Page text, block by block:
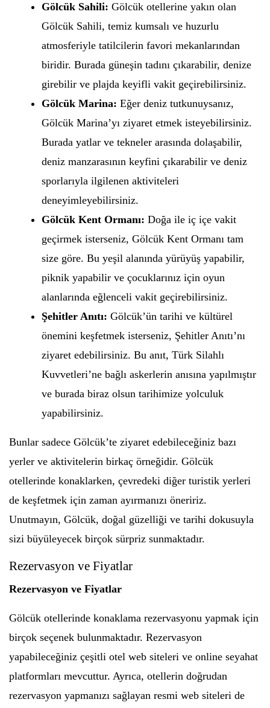
Gölcük Sahili: Gölcük otellerine yakın olan
Gölcük Sahili, temiz kumsalı ve huzurlu
atmosferiyle tatilcilerin favori mekanlarından
biridir. Burada güneşin tadını çıkarabilir, denize
girebilir ve plajda keyifli vakit geçirebilirsiniz.
Gölcük Marina: Eğer deniz tutkunuysanız,
Gölcük Marina’yı ziyaret etmek isteyebilirsiniz.
Burada yatlar ve tekneler arasında dolaşabilir,
deniz manzarasının keyfini çıkarabilir ve deniz
sporlarıyla ilgilenen aktiviteleri
deneyimleyebilirsiniz.
Gölcük Kent Ormanı: Doğa ile iç içe vakit
geçirmek isterseniz, Gölcük Kent Ormanı tam
size göre. Bu yeşil alanında yürüyüş yapabilir,
piknik yapabilir ve çocuklarınız için oyun
alanlarında eğlenceli vakit geçirebilirsiniz.
Şehitler Anıtı: Gölcük’ün tarihi ve kültürel
önemini keşfetmek isterseniz, Şehitler Anıtı’nı
ziyaret edebilirsiniz. Bu anıt, Türk Silahlı
Kuvvetleri’ne bağlı askerlerin anısına yapılmıştır
ve burada biraz olsun tarihimize yolculuk
yapabilirsiniz.
Bunlar sadece Gölcük’te ziyaret edebileceğiniz bazı
yerler ve aktivitelerin birkaç örneğidir. Gölcük
otellerinde konaklarken, çevredeki diğer turistik yerleri
de keşfetmek için zaman ayırmanızı öneririz.
Unutmayın, Gölcük, doğal güzelliği ve tarihi dokusuyla
sizi büyüleyecek birçok sürpriz sunmaktadır.
Rezervasyon ve Fiyatlar
Rezervasyon ve Fiyatlar
Gölcük otellerinde konaklama rezervasyonu yapmak için
birçok seçenek bulunmaktadır. Rezervasyon
yapabileceğiniz çeşitli otel web siteleri ve online seyahat
platformları mevcuttur. Ayrıca, otellerin doğrudan
rezervasyon yapmanızı sağlayan resmi web siteleri de